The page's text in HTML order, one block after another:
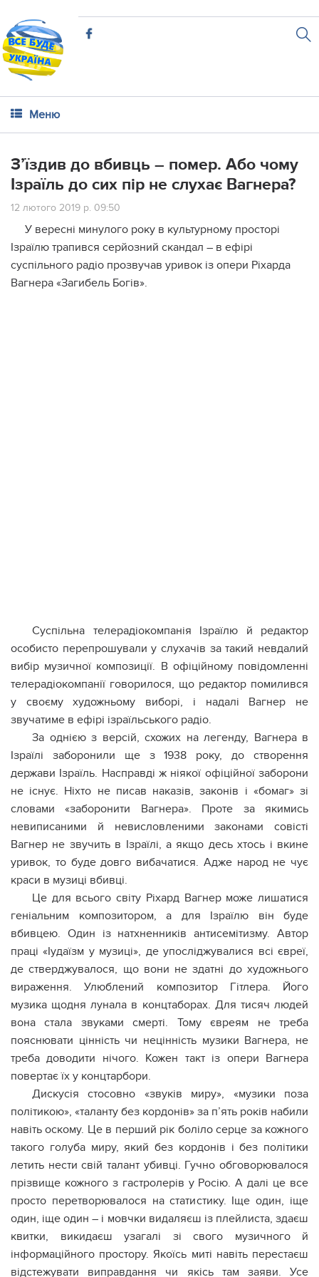
Меню
З’їздив до вбивць – помер. Або чому
Ізраїль до сих пір не слухає Вагнера?
12 лютого 2019 р. 09:50
У вересні минулого року в культурному просторі
Ізраїлю трапився серйозний скандал – в ефірі
суспільного радіо прозвучав уривок із опери Ріхарда
Вагнера «Загибель Богів».
Суспільна телерадіокомпанія Ізраїлю й редактор
особисто перепрошували у слухачів за такий невдалий
вибір музичної композиції. В офіційному повідомленні
телерадіокомпанії говорилося, що редактор помилився
у своєму художньому виборі, і надалі Вагнер не
звучатиме в ефірі ізраїльського радіо.
За однією з версій, схожих на легенду, Вагнера в
Ізраїлі заборонили ще з 1938 року, до створення
держави Ізраїль. Насправді ж ніякої офіційної заборони
не існує. Ніхто не писав наказів, законів і «бомаг» зі
словами «заборонити Вагнера». Проте за якимись
невиписаними й невисловленими законами совісті
Вагнер не звучить в Ізраїлі, а якщо десь хтось і вкине
уривок, то буде довго вибачатися. Адже народ не чує
краси в музиці вбивці.
Це для всього світу Ріхард Вагнер може лишатися
геніальним композитором, а для Ізраїлю він буде
вбивцею. Один із натхненників антисемітизму. Автор
праці «Іудаїзм у музиці», де упосліджувалися всі євреї,
де стверджувалося, що вони не здатні до художнього
вираження. Улюблений композитор Гітлера. Його
музика щодня лунала в концтаборах. Для тисяч людей
вона стала звуками смерті. Тому євреям не треба
пояснювати цінність чи нецінність музики Вагнера, не
треба доводити нічого. Кожен такт із опери Вагнера
повертає їх у концтарбори.
Дискусія стосовно «звуків миру», «музики поза
політикою», «таланту без кордонів» за п’ять років набили
навіть оскому. Це в перший рік боліло серце за кожного
такого голуба миру, який без кордонів і без політики
летить нести свій талант убивці. Гучно обговорювалося
прізвище кожного з гастролерів у Росію. А далі це все
просто перетворювалося на статистику. Іще один, іще
один, іще один – і мовчки видаляєш із плейлиста, здаєш
квитки, викидаєш узагалі зі свого музичного й
інформаційного простору. Якоїсь миті навіть перестаєш
відстежувати виправдання чи якісь там заяви. Усе